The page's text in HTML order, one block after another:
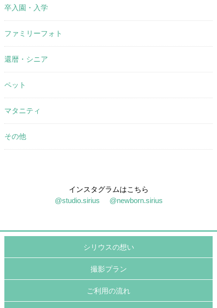
卒入園・入学
ファミリーフォト
還暦・シニア
ペット
マタニティ
その他
インスタグラムはこちら
@studio.sirius
@newborn.sirius
シリウスの想い
撮影プラン
ご利用の流れ